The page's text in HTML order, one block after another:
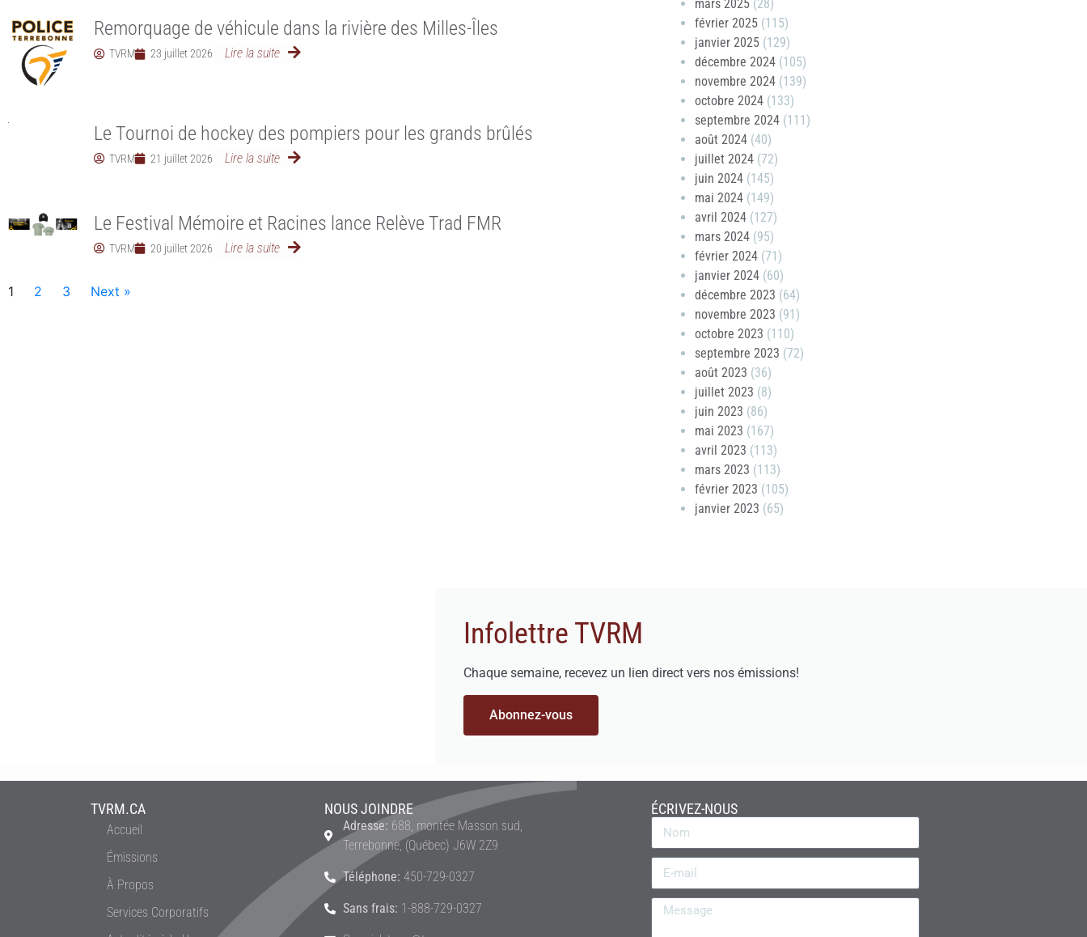
Remorquage de véhicule dans la rivière des Milles-Îles
TVRM 23 juillet 2026 Lire la suite
Le Tournoi de hockey des pompiers pour les grands brûlés
TVRM 21 juillet 2026 Lire la suite
Le Festival Mémoire et Racines lance Relève Trad FMR
TVRM 20 juillet 2026 Lire la suite
1 2 3 Next »
mars 2025(28)
février 2025(115)
janvier 2025(129)
décembre 2024(105)
novembre 2024(139)
octobre 2024(133)
septembre 2024(111)
août 2024(40)
juillet 2024(72)
juin 2024(145)
mai 2024(149)
avril 2024(127)
mars 2024(95)
février 2024(71)
janvier 2024(60)
décembre 2023 (64)
novembre 2023 (91)
octobre 2023 (110)
septembre 2023 (72)
août 2023 (36)
juillet 2023 (8)
juin 2023 (86)
mai 2023 (167)
avril 2023 (113)
mars 2023 (113)
février 2023 (105)
janvier 2023 (65)
Infolettre TVRM
Chaque semaine, recevez un lien direct vers nos émissions!
Abonnez-vous
TVRM.CA
Accueil
Émissions
À Propos
Services Corporatifs
NOUS JOINDRE
Adresse: 688, montée Masson sud,
Terrebonne, (Québec) J6W 2Z9
Téléphone: 450-729-0327
Sans frais: 1-888-729-0327
ÉCRIVEZ-NOUS